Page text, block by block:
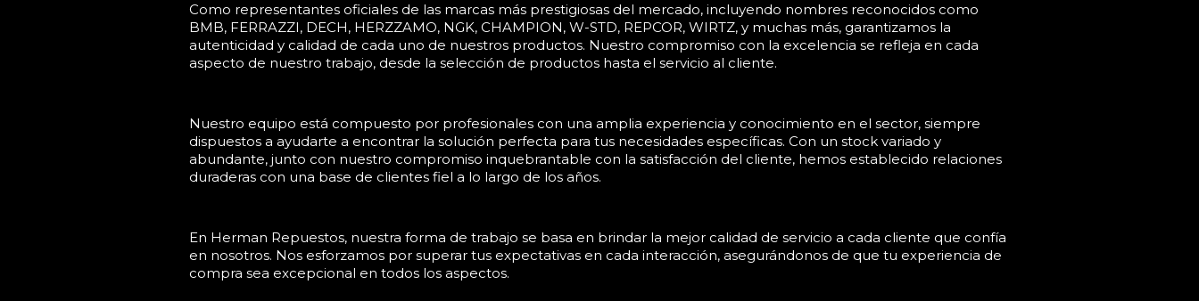
Como representantes oficiales de las marcas más prestigiosas del mercado, incluyendo nombres reconocidos como
BMB, FERRAZZI, DECH, HERZZAMO, NGK, CHAMPION, W-STD, REPCOR, WIRTZ, y muchas más, garantizamos la
autenticidad y calidad de cada uno de nuestros productos. Nuestro compromiso con la excelencia se refleja en cada
aspecto de nuestro trabajo, desde la selección de productos hasta el servicio al cliente.
Nuestro equipo está compuesto por profesionales con una amplia experiencia y conocimiento en el sector, siempre
dispuestos a ayudarte a encontrar la solución perfecta para tus necesidades específicas. Con un stock variado y
abundante, junto con nuestro compromiso inquebrantable con la satisfacción del cliente, hemos establecido relaciones
duraderas con una base de clientes fiel a lo largo de los años.
En Herman Repuestos, nuestra forma de trabajo se basa en brindar la mejor calidad de servicio a cada cliente que confía
en nosotros. Nos esforzamos por superar tus expectativas en cada interacción, asegurándonos de que tu experiencia de
compra sea excepcional en todos los aspectos.